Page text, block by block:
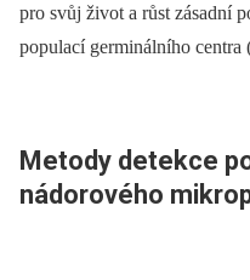
pro svůj život a růst zásadní
populací germinálního centra
Metody detekce
nádorového